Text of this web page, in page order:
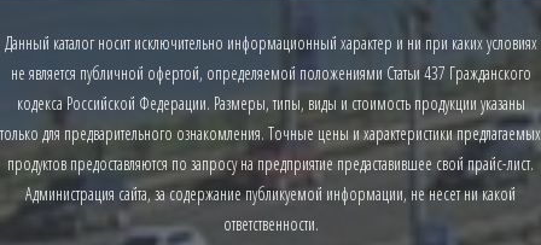
Данный каталог носит исключительно информационный характер и ни при каких условиях
не является публичной офертой, определяемой положениями Статьи 437 Гражданского
кодекса Российской Федерации. Размеры, типы, виды и стоимость продукции указаны
только для предварительного ознакомления. Точные цены и характеристики предлагаемых
продуктов предоставляются по запросу на предприятие предаставившее свой прайс-лист.
Администрация сайта, за содержание публикуемой информации, не несет ни какой
ответственности.